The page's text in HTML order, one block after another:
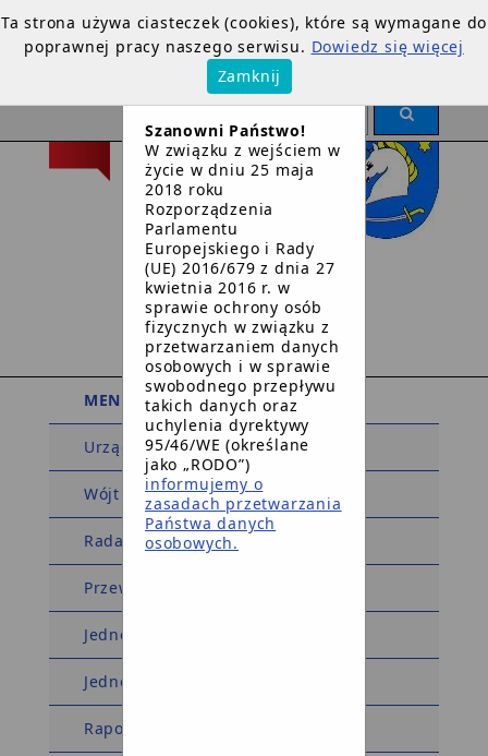
Urząd Gminy
w
Dziemianach
MENU PODMIOTOWE
Urząd Gminy
Wójt Gminy
Rada Gminy
Przewodniczący Rady Gminy
Jednostki organizacyjne
Jednostki pomocnicze
Raport o stanie gminy
Ta strona używa ciasteczek (cookies), które są wymagane do
poprawnej pracy naszego serwisu. Dowiedz się więcej
Zamknij
×
OGŁOSZENIE
Szanowni Państwo!
W związku z wejściem w
życie w dniu 25 maja
2018 roku
Rozporządzenia
Parlamentu
Europejskiego i Rady
(UE) 2016/679 z dnia 27
kwietnia 2016 r. w
sprawie ochrony osób
fizycznych w związku z
przetwarzaniem danych
osobowych i w sprawie
swobodnego przepływu
takich danych oraz
uchylenia dyrektywy
95/46/WE (określane
jako „RODO”)
informujemy o
zasadach przetwarzania
Państwa danych
osobowych.